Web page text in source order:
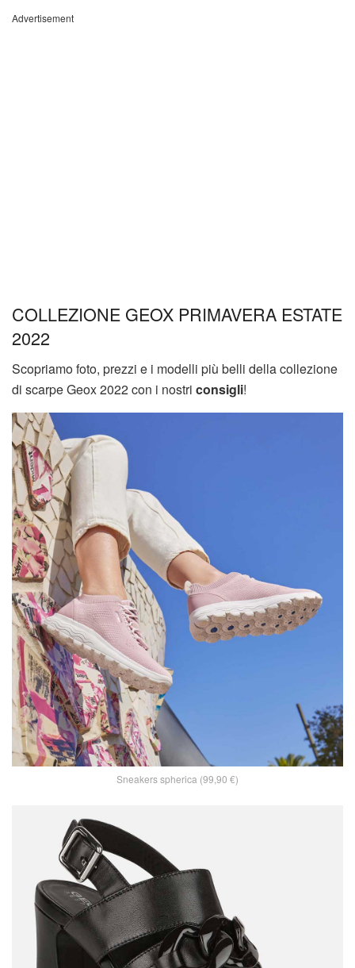
Advertisement
COLLEZIONE GEOX PRIMAVERA ESTATE
2022
Scopriamo foto, prezzi e i modelli più belli della collezione
di scarpe Geox 2022 con i nostri consigli!
Sneakers spherica (99,90 €)